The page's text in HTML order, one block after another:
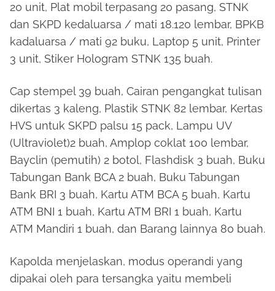
20 unit, Plat mobil terpasang 20 pasang, STNK
dan SKPD kedaluarsa / mati 18.120 lembar, BPKB
kadaluarsa / mati 92 buku, Laptop 5 unit, Printer
3 unit, Stiker Hologram STNK 135 buah.
Cap stempel 39 buah, Cairan pengangkat tulisan
dikertas 3 kaleng, Plastik STNK 82 lembar, Kertas
HVS untuk SKPD palsu 15 pack, Lampu UV
(Ultraviolet)2 buah, Amplop coklat 100 lembar,
Bayclin (pemutih) 2 botol, Flashdisk 3 buah, Buku
Tabungan Bank BCA 2 buah, Buku Tabungan
Bank BRI 3 buah, Kartu ATM BCA 5 buah, Kartu
ATM BNI 1 buah, Kartu ATM BRI 1 buah, Kartu
ATM Mandiri 1 buah, dan Barang lainnya 80 buah.
Kapolda menjelaskan, modus operandi yang
dipakai oleh para tersangka yaitu membeli